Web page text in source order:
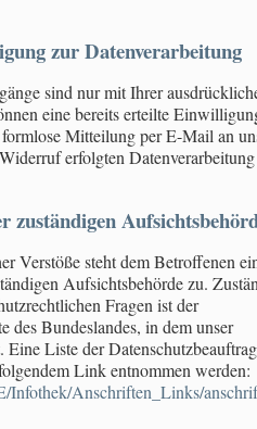
zur Datenverarbeitung
sind nur mit Ihrer
eine bereits erteilte
Mitteilung per E-Mail an
erfolgten
zuständigen
Verstöße steht dem Betroffenen
Aufsichtsbehörde zu.
Fragen ist der
des Bundeslandes, in dem unser
Eine Liste der
Link entnommen werden:
Infothek/Anschriften_Links/